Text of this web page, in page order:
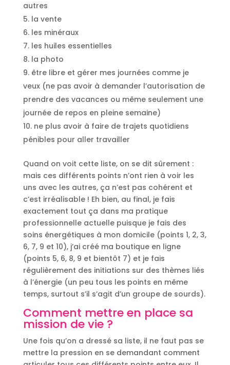
autres
la vente
les minéraux
les huiles essentielles
la photo
être libre et gérer mes journées comme je
veux (ne pas avoir à demander l’autorisation de
prendre des vacances ou même seulement une
journée de repos en pleine semaine)
ne plus avoir à faire de trajets quotidiens
pénibles pour aller travailler
Quand on voit cette liste, on se dit sûrement :
mais ces différents points n’ont rien à voir les
uns avec les autres, ça n’est pas cohérent et
c’est irréalisable ! Eh bien, au final, je fais
exactement tout ça dans ma pratique
professionnelle actuelle puisque je fais des
soins énergétiques à mon domicile (points 1, 2, 3,
6, 7, 9 et 10), j’ai créé ma boutique en ligne
(points 5, 6, 8, 9 et bientôt 7) et je fais
régulièrement des initiations sur des thèmes liés
à l’énergie (un peu tous les points en même
temps, surtout s’il s’agit d’un groupe de sourds).
Comment mettre en place sa
mission de vie ?
Une fois qu’on a dressé sa liste, il ne faut pas se
mettre la pression en se demandant comment